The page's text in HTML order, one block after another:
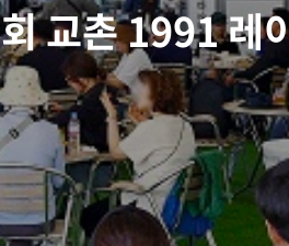
교촌 1991 레